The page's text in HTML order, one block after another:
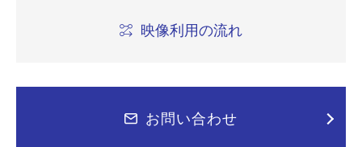
映像利用の流れ
お問い合わせ